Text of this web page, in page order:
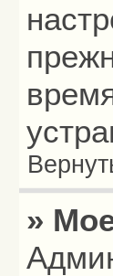
»